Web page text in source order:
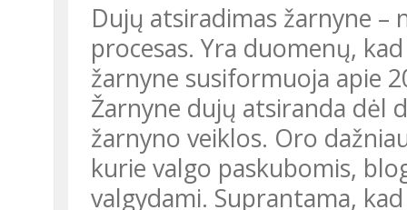
Dujų atsiradimas žarnyne
procesas. Yra duomenų,
žarnyne susiformuoja apie
Žarnyne dujų atsiranda dėl
žarnyno veiklos. Oro
kurie valgo paskubomis,
valgydami. Suprantama,